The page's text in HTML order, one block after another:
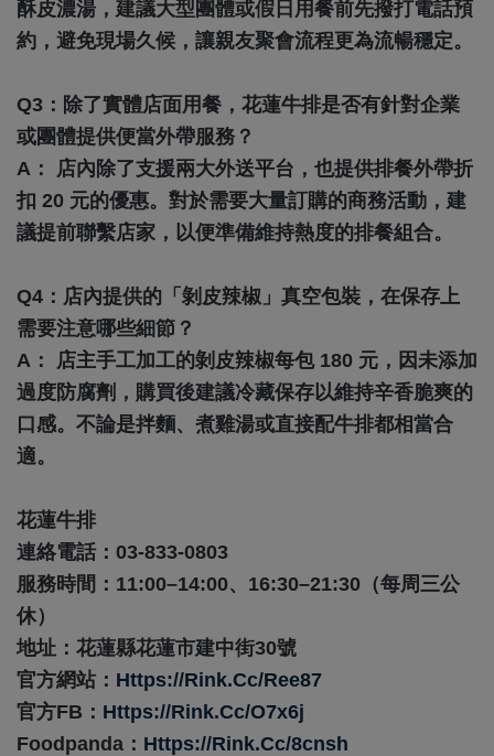
酥皮濃湯，建議大型團體或假日用餐前先撥打電話預
約，避免現場久候，讓親友聚會流程更為流暢穩定。
Q3：除了實體店面用餐，花蓮牛排是否有針對企業
或團體提供便當外帶服務？
A： 店內除了支援兩大外送平台，也提供排餐外帶折
扣 20 元的優惠。對於需要大量訂購的商務活動，建
議提前聯繫店家，以便準備維持熱度的排餐組合。
Q4：店內提供的「剝皮辣椒」真空包裝，在保存上
需要注意哪些細節？
A： 店主手工加工的剝皮辣椒每包 180 元，因未添加
過度防腐劑，購買後建議冷藏保存以維持辛香脆爽的
口感。不論是拌麵、煮雞湯或直接配牛排都相當合
適。
花蓮牛排
連絡電話：03-833-0803
服務時間：11:00–14:00、16:30–21:30（每周三公
休）
地址：花蓮縣花蓮市建中街30號
官方網站： Https://rink.cc/ree87
官方FB： Https://rink.cc/o7x6j
Foodpanda： Https://rink.cc/8cnsh